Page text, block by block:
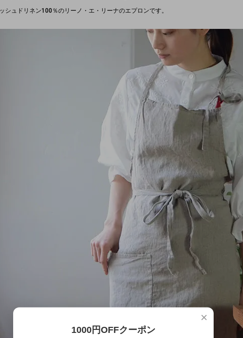
シュドリネン100％のリーノ・エ・リーナのエプロンです。
×
1000円OFFクーポン